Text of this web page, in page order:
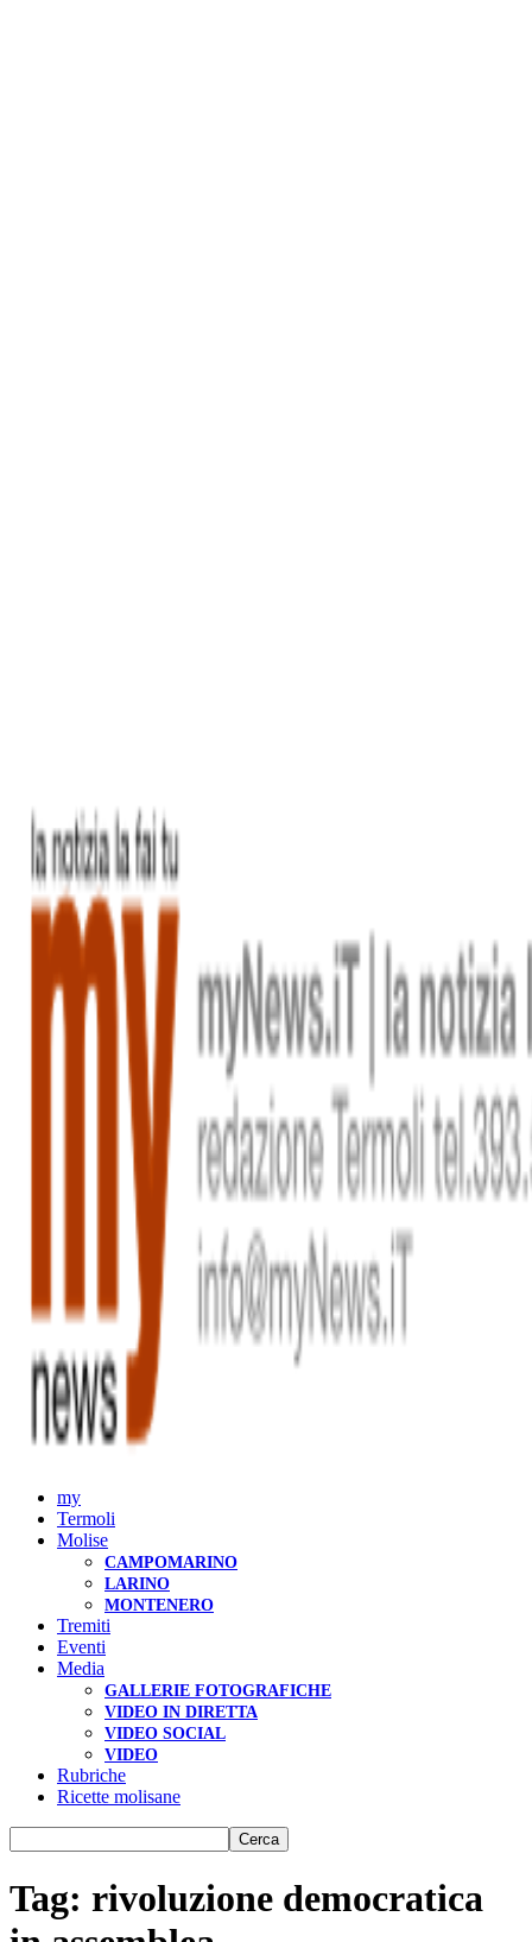
my
Termoli
Molise
CAMPOMARINO
LARINO
MONTENERO
Tremiti
Eventi
Media
GALLERIE FOTOGRAFICHE
VIDEO IN DIRETTA
VIDEO SOCIAL
VIDEO
Rubriche
Ricette molisane
Tag: rivoluzione democratica